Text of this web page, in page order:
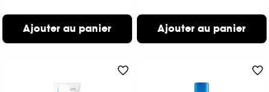
Ajouter au panier Ajouter au panier